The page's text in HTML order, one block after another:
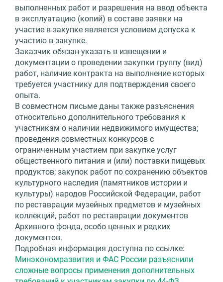
выполненных работ и разрешения на ввод объекта
в эксплуатацию (копий) в составе заявки на
участие в закупке является условием допуска к
участию в закупке.
Заказчик обязан указать в извещении и
документации о проведении закупки группу (вид)
работ, наличие контракта на выполнение которых
требуется участнику для подтверждения своего
опыта.
В совместном письме даны также разъяснения
относительно дополнительного требования к
участникам о наличии недвижимого имущества;
проведения совместных конкурсов с
ограниченным участием при закупке услуг
общественного питания и (или) поставки пищевых
продуктов; закупок работ по сохранению объектов
культурного наследия (памятников истории и
культуры) народов Российской Федерации, работ
по реставрации музейных предметов и музейных
коллекций, работ по реставрации документов
Архивного фонда, особо ценных и редких
документов.
Подробная информация доступна по ссылке:
Минэкономразвития и ФАС России разъяснили
сложные вопросы применения дополнительных